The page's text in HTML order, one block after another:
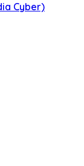
Cyber)